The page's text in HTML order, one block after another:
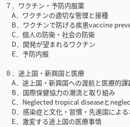
７．ワクチン・予防内服薬
A．ワクチンの適切な管理と接種
B．ワクチンで防げる疾患vaccine
C．個人の防衛・社会の防衛
D．開発が望まれるワクチン
E．予防内服
８．途上国・新興国と医療
A．途上国・新興国への渡航と医療的課
B．国際保健協力の潮流と取り組み
C．Neglected tropical diseaseと
D．感染症と文化・習慣・先進国による
E．激変する途上国の医療事情